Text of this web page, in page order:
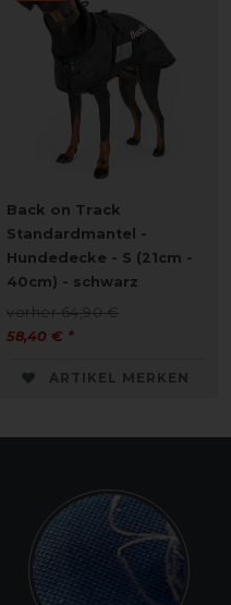
Back on Track
Standardmantel -
Hundedecke - S (21cm -
40cm) - schwarz
vorher 64,90 €
58,40 € *
ARTIKEL MERKEN